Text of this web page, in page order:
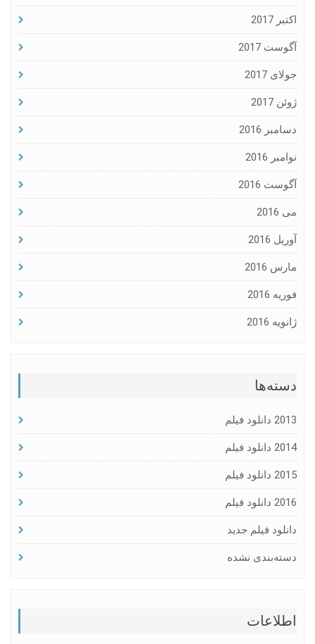
اکتبر 2017
آگوست 2017
جولای 2017
ژوئن 2017
دسامبر 2016
نوامبر 2016
آگوست 2016
می 2016
آوریل 2016
مارس 2016
فوریه 2016
ژانویه 2016
دسته‌ها
2013 دانلود فیلم
2014 دانلود فیلم
2015 دانلود فیلم
2016 دانلود فیلم
دانلود فیلم جدید
دسته‌بندی نشده
اطلاعات